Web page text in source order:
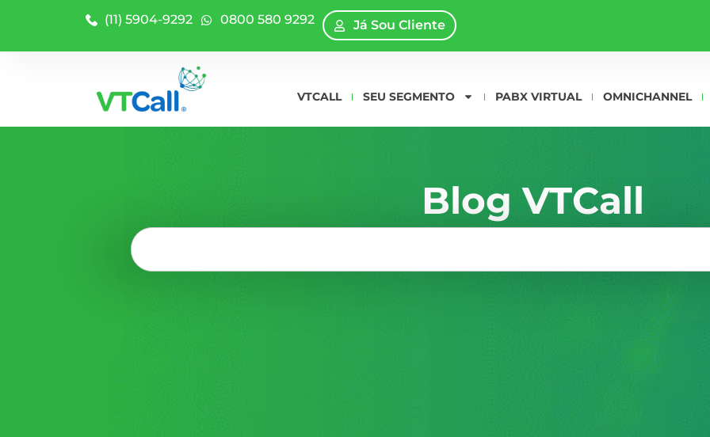
(11) 5904-9292 0800 580 9292 Já Sou Cliente
VTCALL SEU SEGMENTO PABX VIRTUAL OMNICHANNEL
Blog VTCall